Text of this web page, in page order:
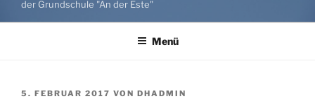
der Grundschule "An der Este"
Menü
VERÖFFENTLICHT
5. FEBRUAR 2017 VON DHADMIN